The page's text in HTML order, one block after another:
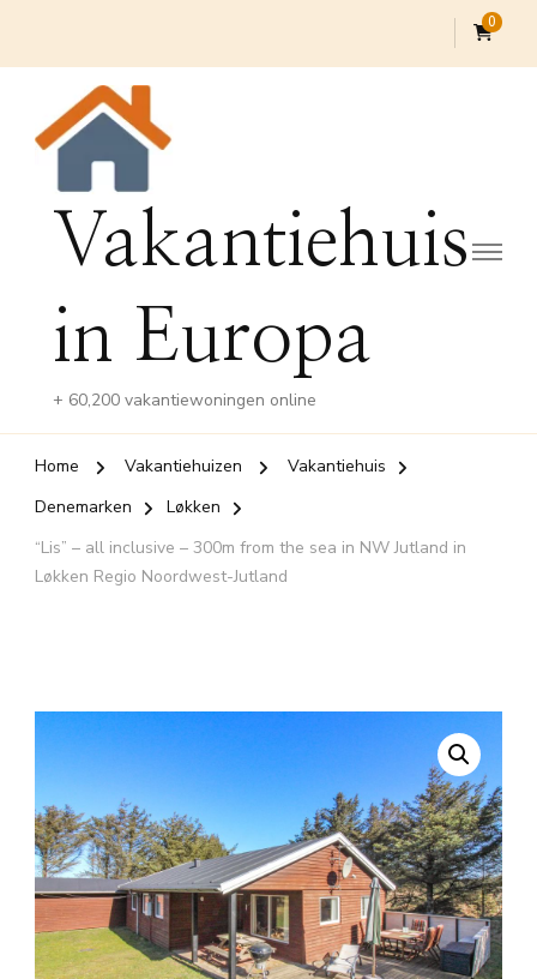
0
Vakantiehuis
in Europa
+ 60,200 vakantiewoningen online
Home Vakantiehuizen
Vakantiehuis
Denemarken
Løkken
“Lis” – all inclusive – 300m from the sea in NW Jutland in
Løkken Regio Noordwest-Jutland